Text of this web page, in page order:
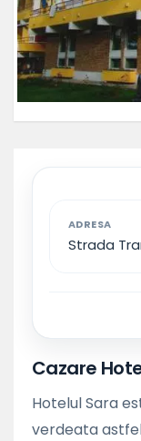
ADRESA
Strada
Cazare
Hotelul Sara
verdeata